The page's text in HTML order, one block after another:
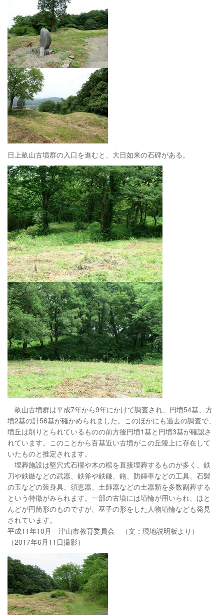
日上畝山古墳群の入口を進むと、大日如来の石碑がある。
畝山古墳群は平成7年から9年にかけて調査され、円墳54基、方
墳2基の計56基が確かめられました。このほかにも過去の調査で、
墳丘は削りとられているものの前方後円墳1基と円墳3基が確認さ
れています。このことから百基近い古墳がこの丘陵上に存在して
いたものと推定されます。
埋葬施設は堅穴式石槨や木の棺を直接埋葬するものが多く、鉄
刀や鉄鏃などの武器、鉄斧や鉄鎌、鉇、防錘車などの工具、石製
の玉などの装身具、須恵器、土師器などの土器類を多数副葬する
という特徴がみられます。一部の古墳には埴輪が用いられ、ほと
んどが円筒形のものですが、巫子の形をした人物埴輪なども発見
されています。
平成11年10月 津山市教育委員会 （文：現地説明板より）
（2017年6月11日撮影）